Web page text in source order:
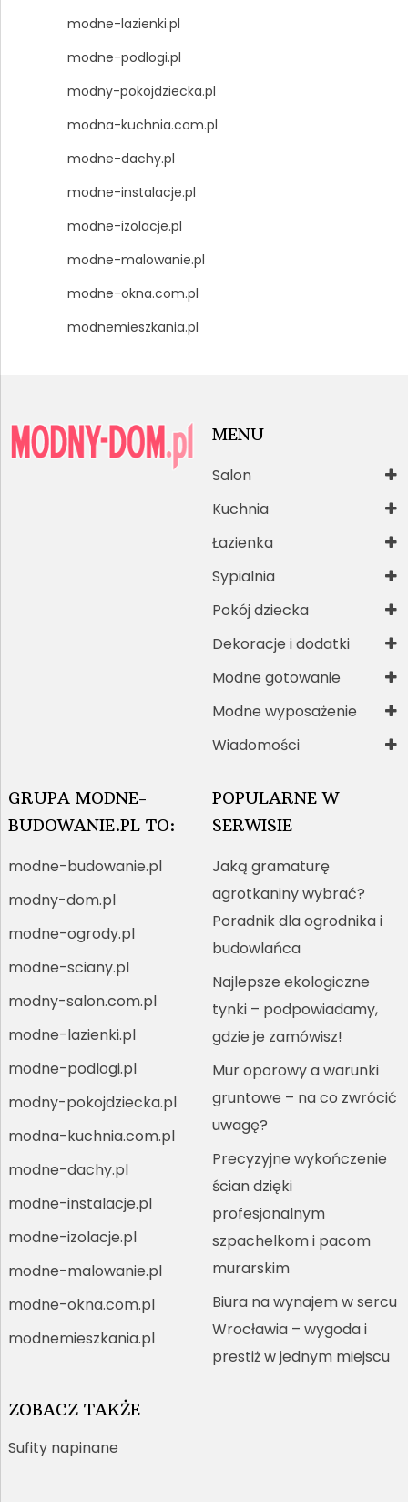
modne-lazienki.pl
modne-podlogi.pl
modny-pokojdziecka.pl
modna-kuchnia.com.pl
modne-dachy.pl
modne-instalacje.pl
modne-izolacje.pl
modne-malowanie.pl
modne-okna.com.pl
modnemieszkania.pl
MENU
Salon
Kuchnia
Łazienka
Sypialnia
Pokój dziecka
Dekoracje i dodatki
Modne gotowanie
Modne wyposażenie
Wiadomości
GRUPA MODNE-
BUDOWANIE.PL TO:
modne-budowanie.pl
modny-dom.pl
modne-ogrody.pl
modne-sciany.pl
modny-salon.com.pl
modne-lazienki.pl
modne-podlogi.pl
modny-pokojdziecka.pl
modna-kuchnia.com.pl
modne-dachy.pl
modne-instalacje.pl
modne-izolacje.pl
modne-malowanie.pl
modne-okna.com.pl
modnemieszkania.pl
POPULARNE W
SERWISIE
Jaką gramaturę
agrotkaniny wybrać?
Poradnik dla ogrodnika i
budowlańca
Najlepsze ekologiczne
tynki – podpowiadamy,
gdzie je zamówisz!
Mur oporowy a warunki
gruntowe – na co zwrócić
uwagę?
Precyzyjne wykończenie
ścian dzięki
profesjonalnym
szpachelkom i pacom
murarskim
Biura na wynajem w sercu
Wrocławia – wygoda i
prestiż w jednym miejscu
ZOBACZ TAKŻE
Sufity napinane